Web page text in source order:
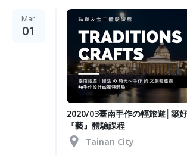
Mar.
01
2020/03臺南手作の輕旅遊│築
『藝』體驗課程
Tainan City